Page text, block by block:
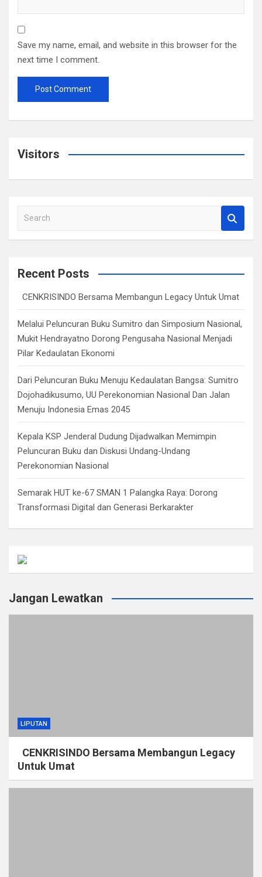
Save my name, email, and website in this browser for the
next time I comment.
Visitors
a
c
Recent Posts
CENKRISINDO Bersama Membangun Legacy Untuk Umat
Melalui Peluncuran Buku Sumitro dan Simposium Nasional,
Mukit Hendrayatno Dorong Pengusaha Nasional Menjadi
Pilar Kedaulatan Ekonomi
Dari Peluncuran Buku Menuju Kedaulatan Bangsa: Sumitro
Dojohadikusumo, UU Perekonomian Nasional Dan Jalan
Menuju Indonesia Emas 2045
Kepala KSP Jenderal Dudung Dijadwalkan Memimpin
Peluncuran Buku dan Diskusi Undang-Undang
Perekonomian Nasional
Semarak HUT ke-67 SMAN 1 Palangka Raya: Dorong
Transformasi Digital dan Generasi Berkarakter
Jangan Lewatkan
LIPUTAN
CENKRISINDO Bersama Membangun Legacy
Untuk Umat